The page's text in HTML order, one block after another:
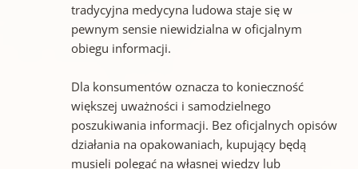
tradycyjna medycyna ludowa staje się w
pewnym sensie niewidzialna w oficjalnym
obiegu informacji.
Dla konsumentów oznacza to konieczność
większej uważności i samodzielnego
poszukiwania informacji. Bez oficjalnych opisów
działania na opakowaniach, kupujący będą
musieli polegać na własnej wiedzy lub